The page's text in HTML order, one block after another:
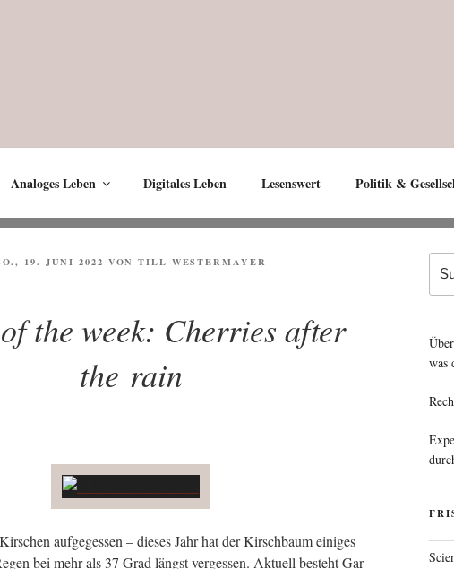
Analoges Leben Digitales Leben Lesenswert Politik &
19. JUNI 2022 VONTILL WESTERMAYER
the week: Cherries after
the rain
auf­ge­ges­sen – die­ses Jahr hat der Kirsch­baum eini­ges
bei mehr als 37 Grad längst ver­ges­sen. Aktu­ell besteht Gar­
was